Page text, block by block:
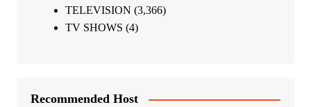
TELEVISION (3,366)
TV SHOWS (4)
Recommended Host